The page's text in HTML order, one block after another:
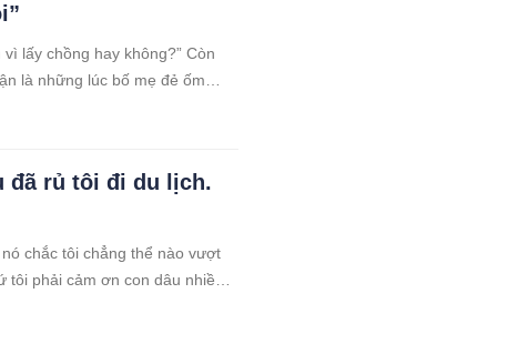
lấy chồng hay không?” Còn
là những lúc bố mẹ đẻ ốm
đã rủ tôi đi du lịch.
chắc tôi chẳng thể nào vượt
phải cảm ơn con dâu nhiều.